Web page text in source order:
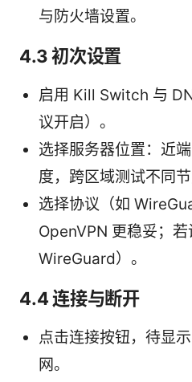
与防火墙设置。
4.3 初次设置
启用 Kill Switch 与
议开启）。
选择服务器位置：近
度，跨区域测试不同
选择协议（如
OpenVPN 更稳妥；
WireGuard）。
4.4 连接与断开
点击连接按钮，待显
网。